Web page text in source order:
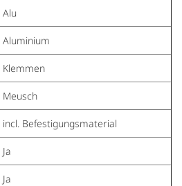
Alu
Aluminium
Klemmen
Meusch
incl. Befestigungsmaterial
Ja
Ja